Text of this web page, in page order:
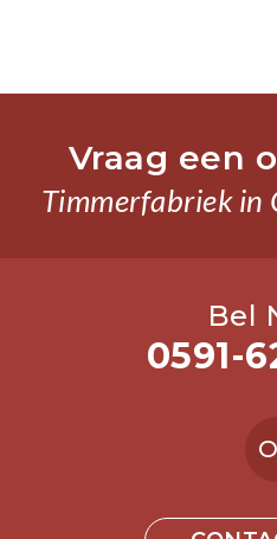
Vraag een
Timmerfabriek in
Bel
0591-